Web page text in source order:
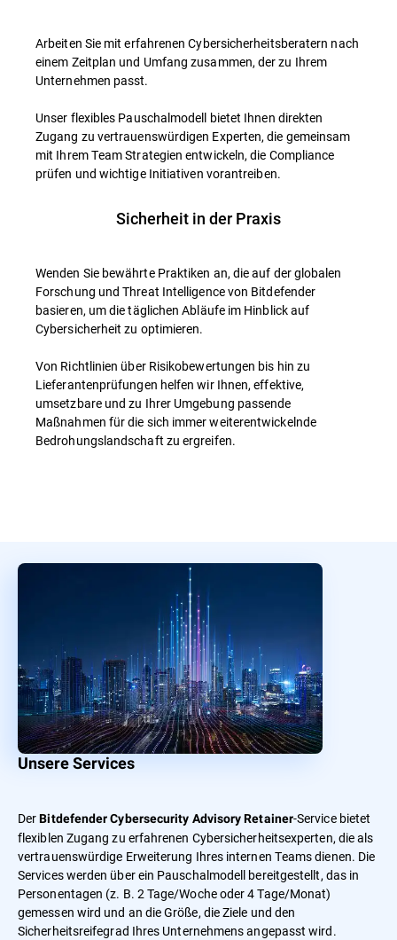
Arbeiten Sie mit erfahrenen Cybersicherheitsberatern nach
einem Zeitplan und Umfang zusammen, der zu Ihrem
Unternehmen passt.
Unser flexibles Pauschalmodell bietet Ihnen direkten
Zugang zu vertrauenswürdigen Experten, die gemeinsam
mit Ihrem Team Strategien entwickeln, die Compliance
prüfen und wichtige Initiativen vorantreiben.
Sicherheit in der Praxis
Wenden Sie bewährte Praktiken an, die auf der globalen
Forschung und Threat Intelligence von Bitdefender
basieren, um die täglichen Abläufe im Hinblick auf
Cybersicherheit zu optimieren.
Von Richtlinien über Risikobewertungen bis hin zu
Lieferantenprüfungen helfen wir Ihnen, effektive,
umsetzbare und zu Ihrer Umgebung passende
Maßnahmen für die sich immer weiterentwickelnde
Bedrohungslandschaft zu ergreifen.
Unsere Services
DerBitdefender Cybersecurity Advisory Retainer-Service bietet
flexiblen Zugang zu erfahrenen Cybersicherheitsexperten, die als
vertrauenswürdige Erweiterung Ihres internen Teams dienen. Die
Services werden über ein Pauschalmodell bereitgestellt, das in
Personentagen (z. B. 2 Tage/Woche oder 4 Tage/Monat)
gemessen wird und an die Größe, die Ziele und den
Sicherheitsreifegrad Ihres Unternehmens angepasst wird.